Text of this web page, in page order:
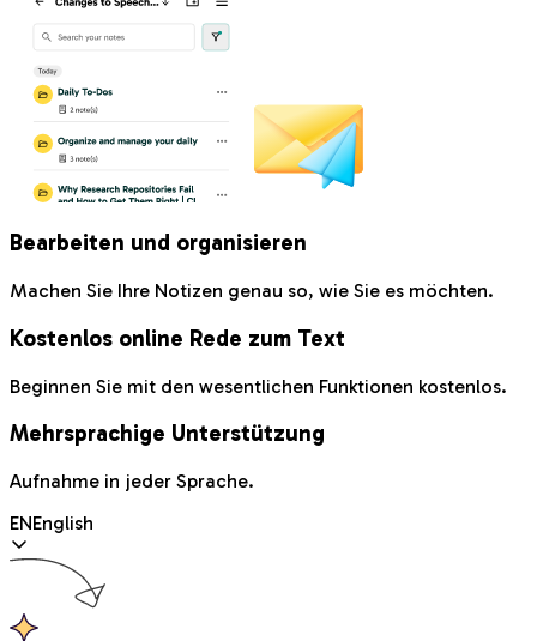
Bearbeiten und organisieren
Machen Sie Ihre Notizen genau so, wie Sie es möchten.
Kostenlos online Rede zum Text
Beginnen Sie mit den wesentlichen Funktionen kostenlos.
Mehrsprachige Unterstützung
Aufnahme in jeder Sprache.
ENEnglish